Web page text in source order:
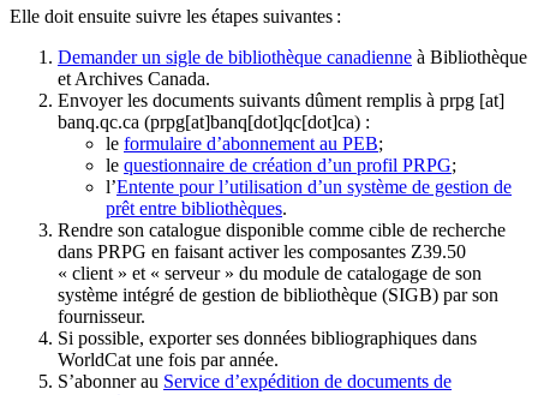
Elle doit ensuite suivre les étapes suivantes :
Demander un sigle de bibliothèque canadienne à Bibliothèque
et Archives Canada.
Envoyer les documents suivants dûment remplis à prpg [at]
banq.qc.ca (prpg[at]banq[dot]qc[dot]ca) :
le formulaire d’abonnement au PEB;
le questionnaire de création d’un profil PRPG;
l’Entente pour l’utilisation d’un système de gestion de
prêt entre bibliothèques.
Rendre son catalogue disponible comme cible de recherche
dans PRPG en faisant activer les composantes Z39.50
« client » et « serveur » du module de catalogage de son
système intégré de gestion de bibliothèque (SIGB) par son
fournisseur.
Si possible, exporter ses données bibliographiques dans
WorldCat une fois par année.
S’abonner au Service d’expédition de documents de